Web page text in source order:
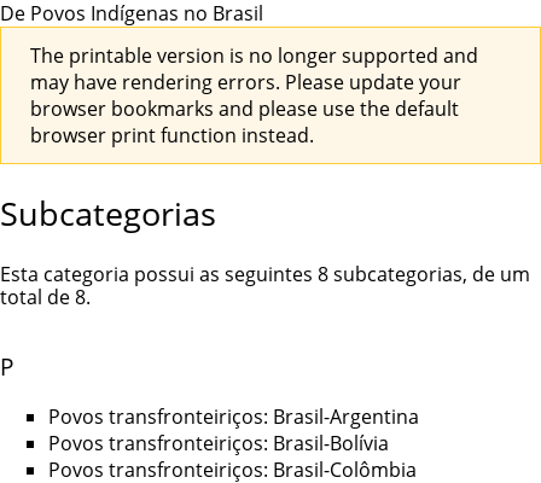
De Povos Indígenas no Brasil
The printable version is no longer supported and
may have rendering errors. Please update your
browser bookmarks and please use the default
browser print function instead.
Subcategorias
Esta categoria possui as seguintes 8 subcategorias, de um
total de 8.
P
Povos transfronteiriços: Brasil-Argentina
Povos transfronteiriços: Brasil-Bolívia
Povos transfronteiriços: Brasil-Colômbia